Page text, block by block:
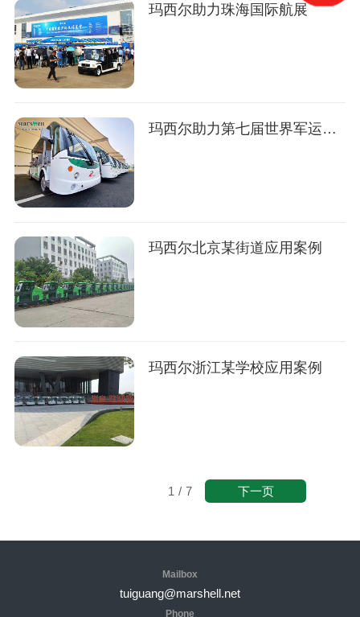
玛西尔助力珠海国际航展
玛西尔助力第七届世界军运会案例
玛西尔北京某街道应用案例
玛西尔浙江某学校应用案例
1 / 7 下一页
Mailbox
tuiguang@marshell.net
Phone